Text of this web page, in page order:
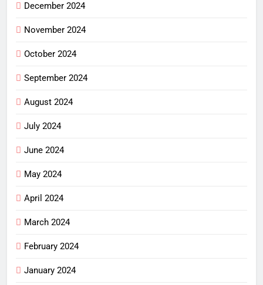
December 2024
November 2024
October 2024
September 2024
August 2024
July 2024
June 2024
May 2024
April 2024
March 2024
February 2024
January 2024